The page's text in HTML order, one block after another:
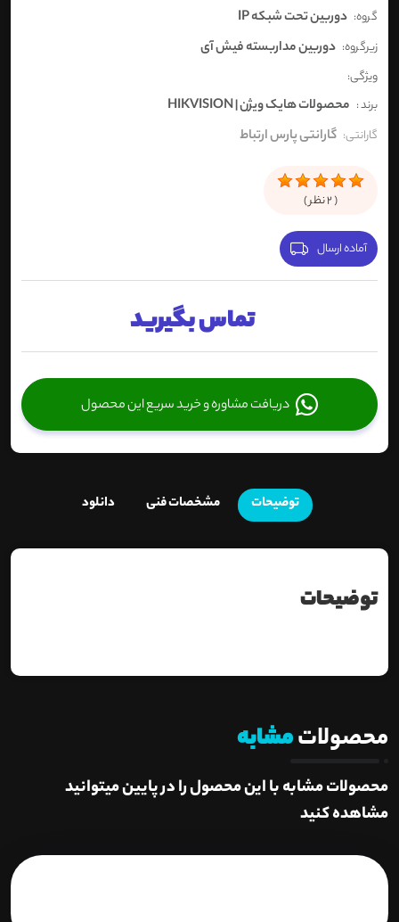
گروه: دوربین تحت شبکه IP
زیرگروه: دوربین مداربسته فیش آی
ویژگی:
برند : محصولات هایک ویژن | HIKVISION
گارانتی: گارانتی پارس ارتباط
(
2نظر )
آماده ارسال
تماس بگیرید
دریافت مشاوره و خرید سریع این محصول
توضیحات مشخصات فنی دانلود
توضیحات
محصولاتمشابه
محصولات مشابه با این محصول را در پایین میتوانید
مشاهده کنید